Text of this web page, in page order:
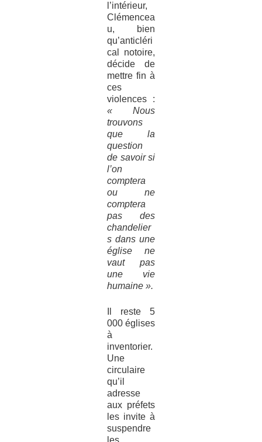
l’intérieur,
Clémencea
u, bien
qu’anticléri
cal notoire,
décide de
mettre fin à
ces
violences :
« Nous
trouvons
que la
question
de savoir si
l’on
comptera
ou ne
comptera
pas des
chandelier
s dans une
église ne
vaut pas
une vie
humaine ».
Il reste 5
000 églises
à
inventorier.
Une
circulaire
qu’il
adresse
aux préfets
les invite à
suspendre